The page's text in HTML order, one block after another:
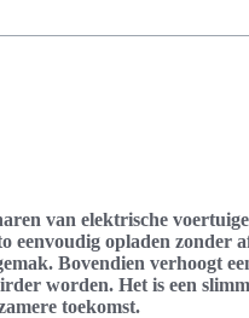
van elektrische
eenvoudig opladen zonder
Bovendien verhoogt
worden. Het is een
toekomst.